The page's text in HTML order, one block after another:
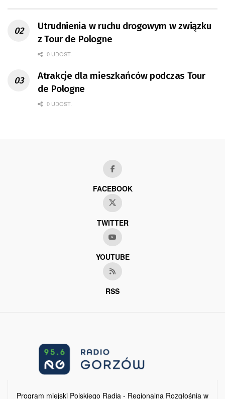
Utrudnienia w ruchu drogowym w związku
z Tour de Pologne
0 UDOST.
Atrakcje dla mieszkańców podczas Tour
de Pologne
0 UDOST.
FACEBOOK
TWITTER
YOUTUBE
RSS
Program miejski Polskiego Radia - Regionalna Rozgłośnia w